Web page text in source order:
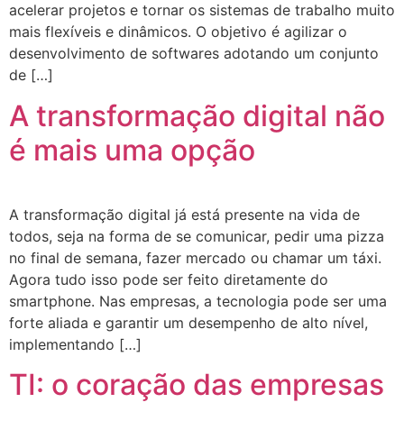
acelerar projetos e tornar os sistemas de trabalho muito
mais flexíveis e dinâmicos. O objetivo é agilizar o
desenvolvimento de softwares adotando um conjunto
de […]
A transformação digital não
é mais uma opção
A transformação digital já está presente na vida de
todos, seja na forma de se comunicar, pedir uma pizza
no final de semana, fazer mercado ou chamar um táxi.
Agora tudo isso pode ser feito diretamente do
smartphone. Nas empresas, a tecnologia pode ser uma
forte aliada e garantir um desempenho de alto nível,
implementando […]
TI: o coração das empresas